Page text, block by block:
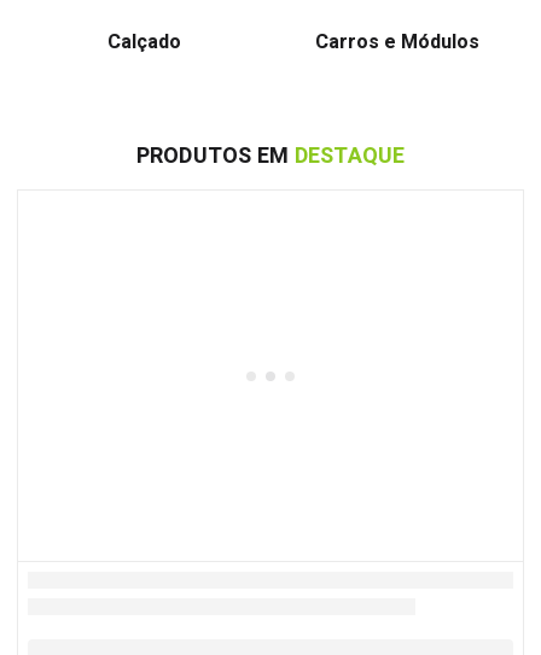
Calçado Carros e Módulos
PRODUTOS EM DESTAQUE